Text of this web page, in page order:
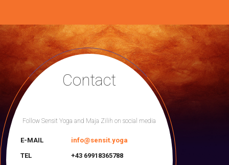
Contact
Follow Sensit Yoga and Maja Zilih on social media
E-MAIL
info@sensit.yoga
TEL
+43 69918365788